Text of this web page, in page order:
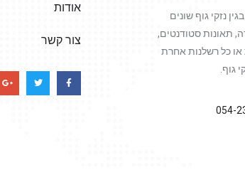
נזקי גוף שונים
תאונות סטודנטים,
או כל רשלנות אחרת
גוף.
054-
אודות
צור קשר